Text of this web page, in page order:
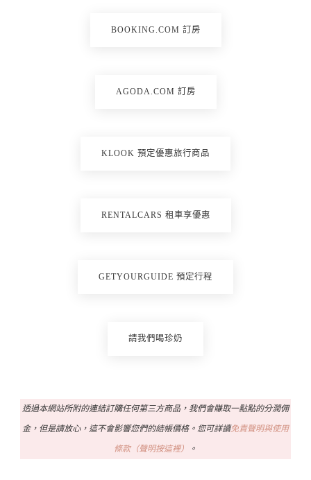
BOOKING.COM 訂房
AGODA.COM 訂房
KLOOK 預定優惠旅行商品
RENTALCARS 租車享優惠
GETYOURGUIDE 預定行程
請我們喝珍奶
透過本網站所附的連結訂購任何第三方商品，我們會賺取一點點的分潤佣
金，但是請放心，這不會影響您們的結帳價格。您可詳讀免責聲明與使用
條款（聲明按這裡） 。